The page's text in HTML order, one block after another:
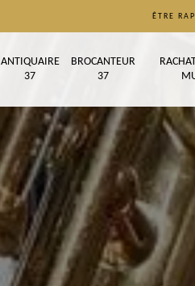
ÊTRE
ANTIQUAIRE
37
BROCANTEUR
37